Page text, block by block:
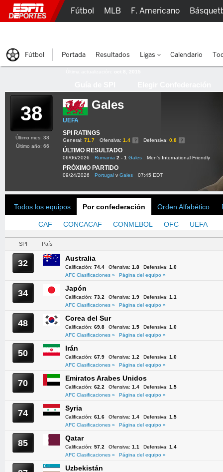
38 Gales
UEFA
SPI RATINGS
General: 71.7 Ofensiva: 1.4 Defensiva: 0.8
ÚLTIMO RESULTADO
06/06/2026 Rumania 2 - 1 Gales Men's International Friendly
PRÓXIMO PARTIDO
09/24/2026 Portugal v Gales 07:45 EDT
Último mes: 38
Último año: 66
Todos los equipos Por confederación Orden Alfabético
CAF CONCACAF CONMEBOL OFC UEFA
SPI País
32 Australia
Calificación: 74.4 Ofensiva: 1.8 Defensiva: 1.0
AFC Clasificaciones »
Página del equipo »
34 Japón
Calificación: 73.2 Ofensiva: 1.9 Defensiva: 1.1
AFC Clasificaciones »
Página del equipo »
48 Corea del Sur
Calificación: 69.8 Ofensiva: 1.5 Defensiva: 1.0
AFC Clasificaciones »
Página del equipo »
50 Irán
Calificación: 67.9 Ofensiva: 1.2 Defensiva: 1.0
AFC Clasificaciones »
Página del equipo »
70 Emiratos Arabes Unidos
Calificación: 62.2 Ofensiva: 1.4 Defensiva: 1.5
AFC Clasificaciones »
Página del equipo »
74 Syria
Calificación: 61.6 Ofensiva: 1.4 Defensiva: 1.5
AFC Clasificaciones »
Página del equipo »
85 Qatar
Calificación: 57.2 Ofensiva: 1.1 Defensiva: 1.4
AFC Clasificaciones »
Página del equipo »
Uzbekistán
Fútbol MLB F. Americano
Fútbol Portada Resultados Ligas Calendario